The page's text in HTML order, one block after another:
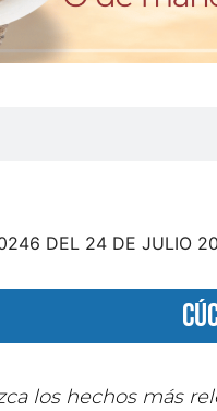
DEL 24 DE JULIO
los hechos más